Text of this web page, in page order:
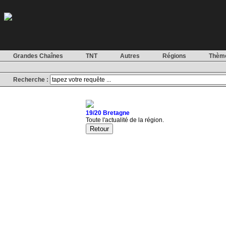
Grandes Chaînes TNT Autres Régions
Recherche :
19/20 Bretagne
Toute l'actualité de la région.